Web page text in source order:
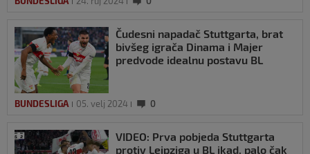
Čudesni napadač Stuttgarta, brat
bivšeg igrača Dinama i Majer
predvode idealnu postavu BL
BUNDESLIGA 05. velj 2024 0
VIDEO: Prva pobjeda Stuttgarta
protiv Leipziga u BL ikad, palo čak